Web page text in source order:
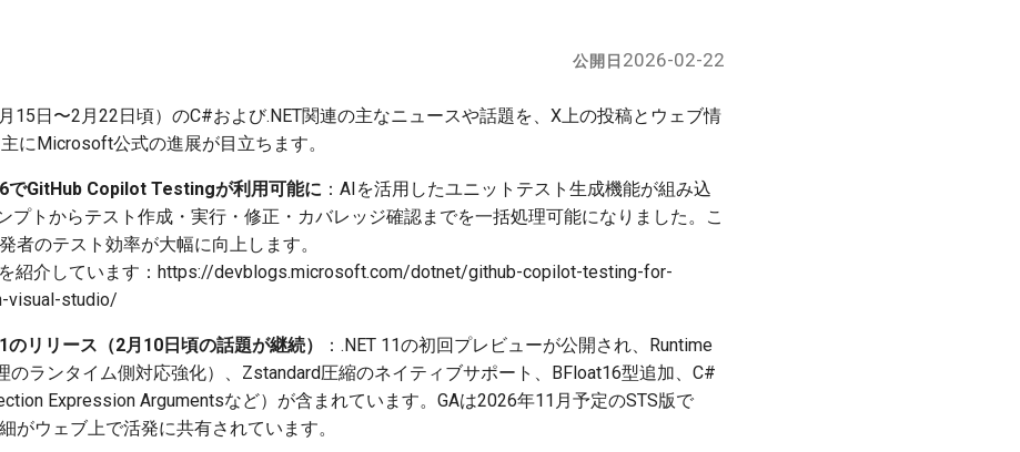
公開日 2026-02-22
15日〜2月22日頃）のC#および.NET関連の主なニュースや話題を、X上の投稿とウェブ情
にMicrosoft公式の進展が目立ちます。
でGitHub Copilot Testingが利用可能に ：AIを活用したユニットテスト生成機能が組み込
プトからテスト作成・実行・修正・カバレッジ確認までを一括処理可能になりました。こ
者のテスト効率が大幅に向上します。
紹介しています：https://devblogs.microsoft.com/dotnet/github-copilot-testing-for-
visual-studio/
リリース（2月10日頃の話題が継続）
：.NET 11の初回プレビューが公開され、Runtime
のランタイム側対応強化）、Zstandard圧縮のネイティブサポート、BFloat16型追加、C#
Expression Argumentsなど）が含まれています。GAは2026年11月予定のSTS版で
がウェブ上で活発に共有されています。